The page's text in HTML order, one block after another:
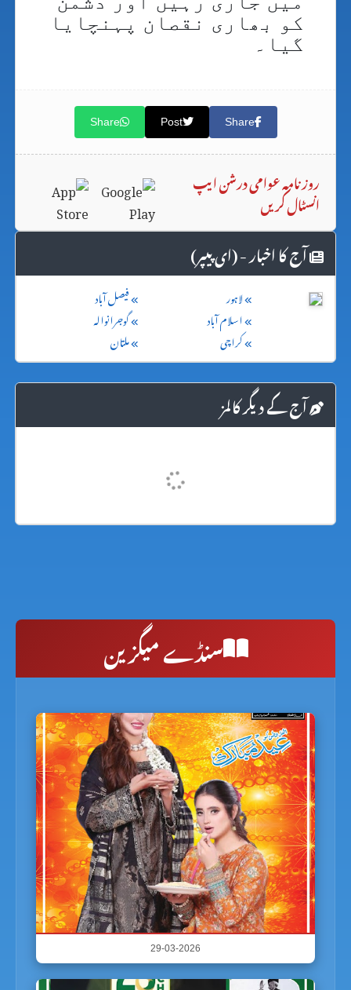
کو بھاری نقصان پہنچایا
گیا۔
Share
Post
Share
روزنامہ عوامی درشن ایپ
انسٹال کریں
آج کا اخبار - (ای پیپر)
لاہور
فیصل آباد
اسلام آباد
گوجرانوالہ
کراچی
ملتان
آج کے دیگر کالمز
سنڈے میگزین
29-03-2026